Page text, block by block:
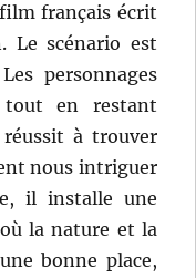
français écrit
Le scénario est
personnages
en restant
à trouver
nous intriguer
il installe une
la nature et la
bonne place,